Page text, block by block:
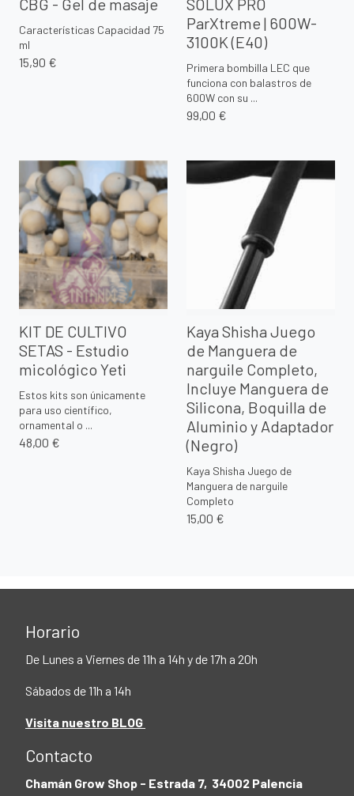
CBG - Gel de masaje
Características Capacidad 75
ml
15,90 €
SOLUX PRO
ParXtreme | 600W-
3100K (E40)
Primera bombilla LEC que
funciona con balastros de
600W con su ...
99,00 €
KIT DE CULTIVO
SETAS - Estudio
micológico Yeti
Estos kits son únicamente
para uso científico,
ornamental o ...
48,00 €
Kaya Shisha Juego
de Manguera de
narguile Completo,
Incluye Manguera de
Silicona, Boquilla de
Aluminio y Adaptador
(Negro)
Kaya Shisha Juego de
Manguera de narguile
Completo
15,00 €
Horario
De Lunes a Viernes de 11h a 14h y de 17h a 20h
Sábados de 11h a 14h
Visita nuestro BLOG
Contacto
Chamán Grow Shop - Estrada 7, 34002 Palencia